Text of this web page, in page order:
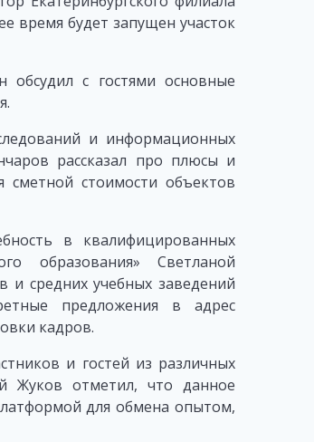
время будет запущен участок
обсудил с гостями основные
и информационных
рассказал про плюсы и
сметной стоимости объектов
в квалифицированных
образования» Светланой
средних учебных заведений
предложения в адрес
кадров.
и гостей из различных
Жуков отметил, что данное
для обмена опытом,